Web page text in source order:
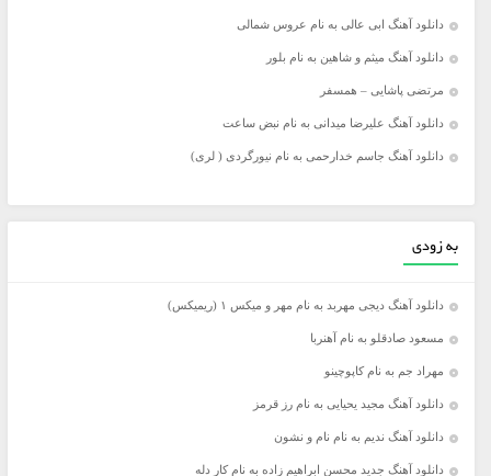
دانلود آهنگ ابی عالی به نام عروس شمالی
دانلود آهنگ میثم و شاهین به نام بلور
مرتضی پاشایی – همسفر
دانلود آهنگ علیرضا میدانی به نام نبض ساعت
دانلود آهنگ جاسم خدارحمی به نام نیورگردی ( لری)
به زودی
دانلود آهنگ دیجی مهربد به نام مهر و میکس ۱ (ریمیکس)
مسعود صادقلو به نام آهنربا
مهراد جم به نام کاپوچینو
دانلود آهنگ مجید یحیایی به نام رز قرمز
دانلود آهنگ ندیم به نام نام و نشون
دانلود آهنگ جدید محسن ابراهیم زاده به نام کار دله